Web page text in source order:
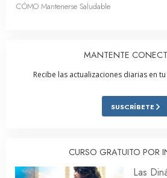
CÓMO Mantenerse Saludable
MANTENTE
Recibe las actualizaciones diarias en
SUSCRÍBETE
CURSO GRATUITO POR
Las